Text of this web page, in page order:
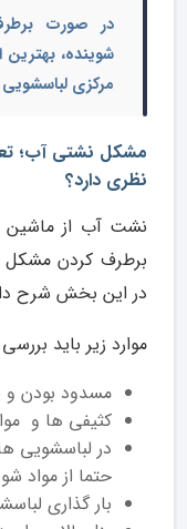
در صورت
شوینده، بهترین
مرکزی لباسشویی
مشکل نشتی آب؛
نظری دارد؟
نشت آب از ماشین
برطرف کردن مشکل
در این بخش شرح
موارد زیر باید
مسدود بودن و
کثیفی ها و
در لباسشویی
حتما از مواد
بار گذاری